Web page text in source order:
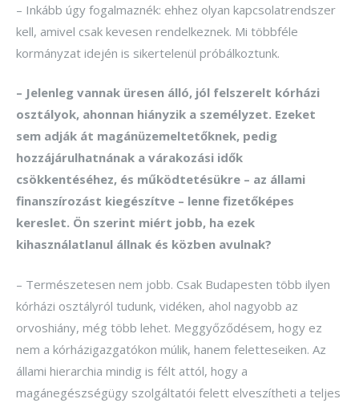
– Inkább úgy fogalmaznék: ehhez olyan kapcsolatrendszer
kell, amivel csak kevesen rendelkeznek. Mi többféle
kormányzat idején is sikertelenül próbálkoztunk.
– Jelenleg vannak üresen álló, jól felszerelt kórházi
osztályok, ahonnan hiány­­zik a személyzet. Ezeket
sem adják át magánüzemeltetőknek, pedig
hozzájárulhatnának a várakozási idők
csökkentéséhez, és működtetésükre – az állami
finanszírozást kiegészítve – lenne fizetőképes
kereslet. Ön szerint miért jobb, ha ezek
kihasználatlanul állnak és közben avulnak?
– Természetesen nem jobb. Csak Budapesten több ilyen
kórházi osztályról tudunk, vidéken, ahol nagyobb az
orvoshiány, még több lehet. Meggyőződésem, hogy ez
nem a kórházigazgatókon múlik, hanem feletteseiken. Az
állami hierarchia mindig is félt attól, hogy a
magánegészségügy szolgáltatói felett elveszítheti a teljes